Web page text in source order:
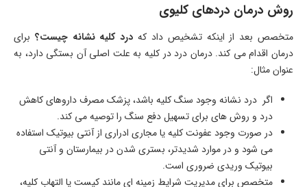
روش درمان دردهای کلیوی
متخصص بعد از اینکه تشخیص داد که درد کلیه نشانه چیست؟ برای
درمان اقدام می کند. درمان درد در کلیه به علت اصلی آن بستگی دارد، به
عنوان مثال:
اگر درد نشانه وجود سنگ کلیه باشد، پزشک مصرف داروهای کاهش
درد و روش های برای تسهیل دفع سنگ را توصیه می کند.
در صورت وجود عفونت کلیه یا مجاری ادراری از آنتی بیوتیک استفاده
می شود و در موارد شدیدتر، بستری شدن در بیمارستان و آنتی
بیوتیک وریدی ضروری است.
متخصص برای مدیریت شرایط زمینه ای مانند کیست یا التهاب کلیه،